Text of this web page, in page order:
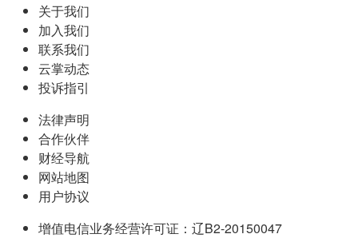
关于我们
加入我们
联系我们
云掌动态
投诉指引
法律声明
合作伙伴
财经导航
网站地图
用户协议
增值电信业务经营许可证：辽B2-20150047